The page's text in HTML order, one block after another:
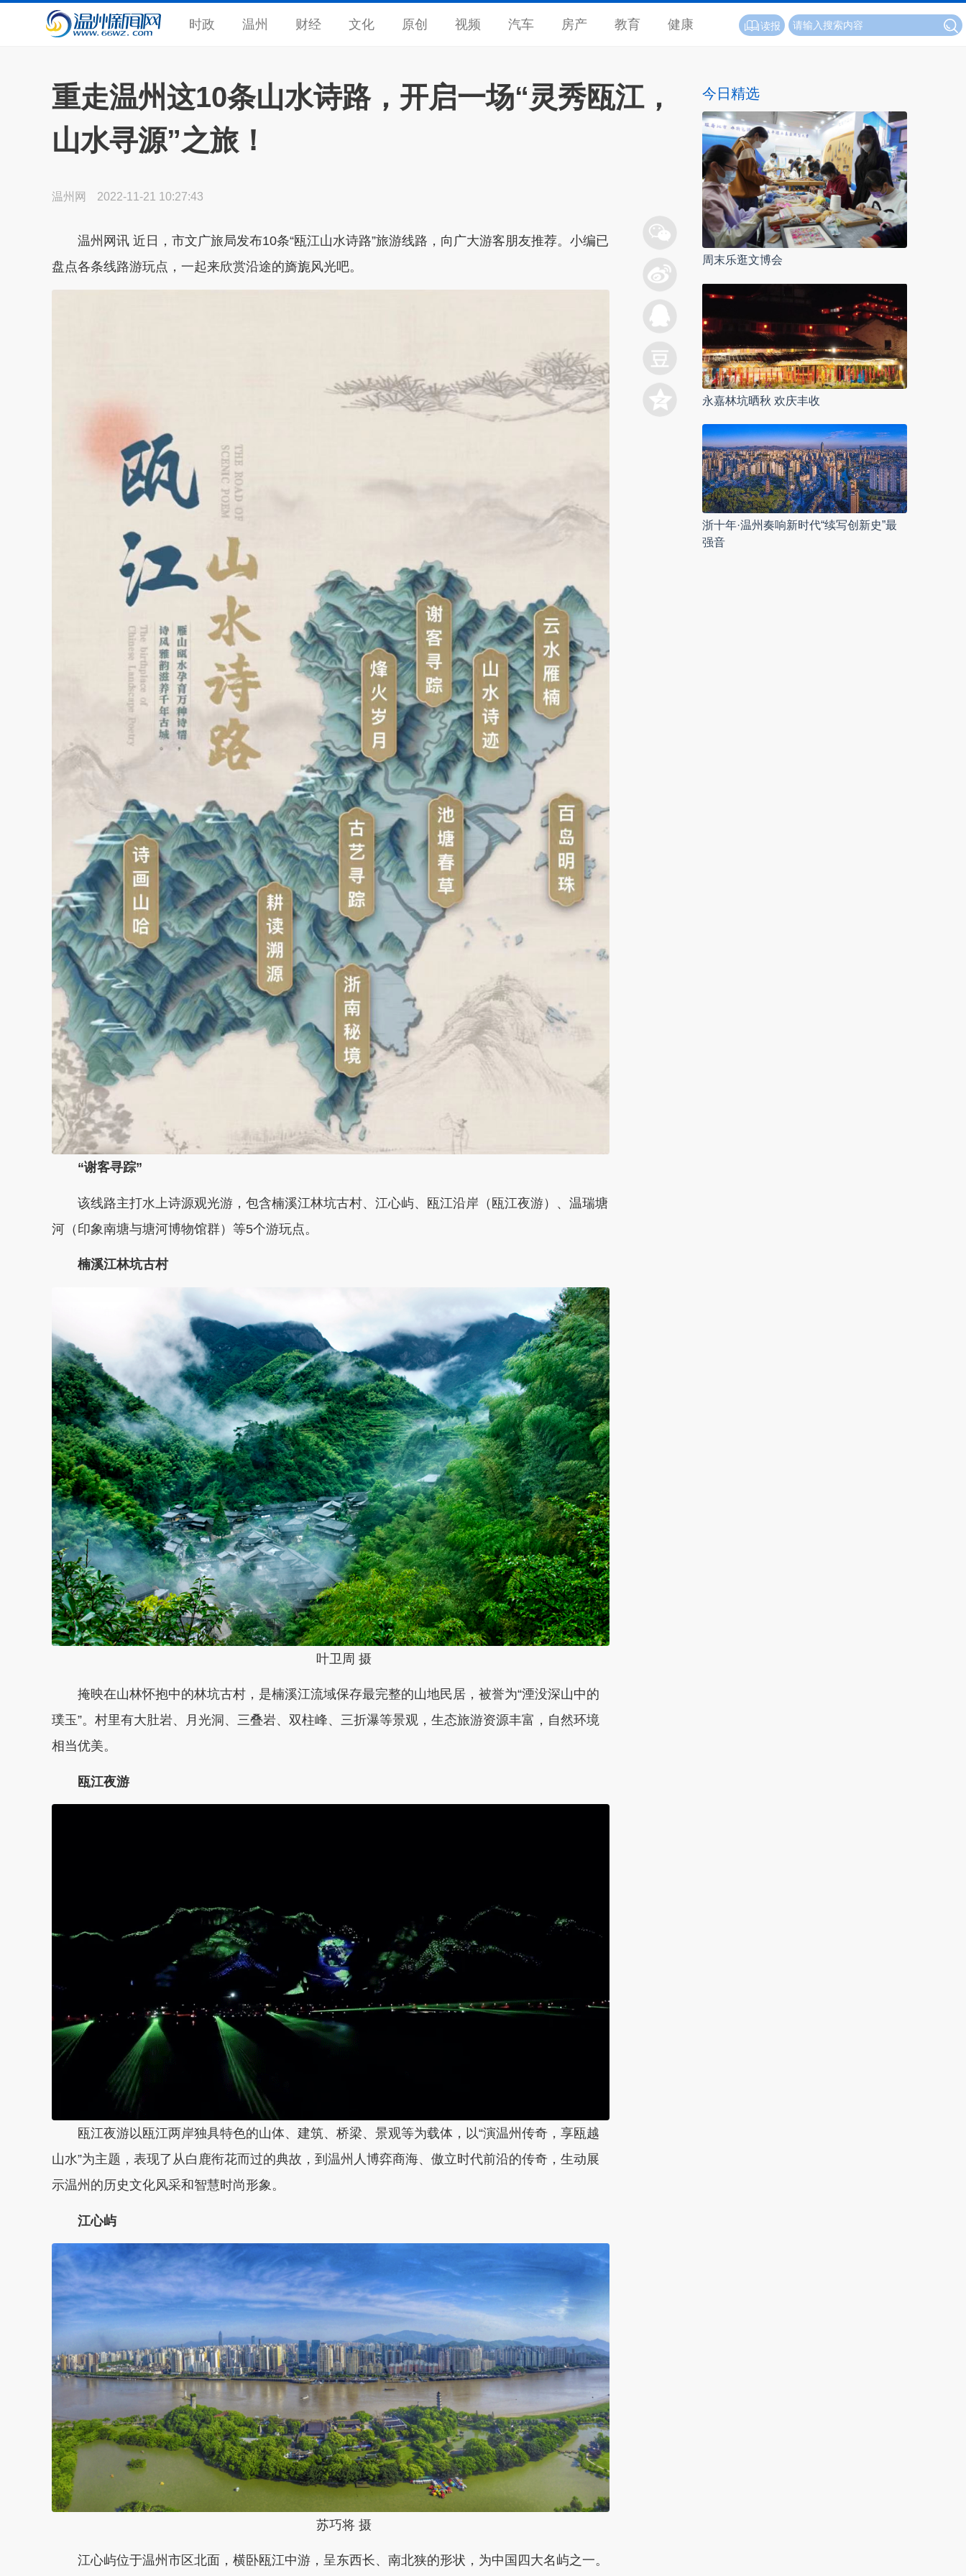
时政 温州 财经 文化 原创 视频 汽车 房产 教育 健康 读报
重走温州这10条山水诗路，开启一场“灵秀瓯江，
山水寻源”之旅！
温州网 2022-11-21 10:27:43
温州网讯 近日，市文广旅局发布10条“瓯江山水诗路”旅游线路 ，向广大游客朋友推荐。小编已
盘点各条线路游玩点，一起来欣赏沿途的旖旎风光吧。
“谢客寻踪”
该线路主打水上诗源观光游，包含楠溪江林坑古村、江心屿、瓯江沿岸（瓯江夜游）、温瑞塘
河（印象南塘与塘河博物馆群）等5个游玩点。
楠溪江林坑古村
叶卫周 摄
掩映在山林怀抱中的林坑古村，是楠溪江流域保存最完整的山地民居，被誉为“湮没深山中的
璞玉”。村里有大肚岩、月光洞、三叠岩、双柱峰、三折瀑等景观，生态旅游资源丰富，自然环境
相当优美。
瓯江夜游
瓯江夜游以瓯江两岸独具特色的山体、建筑、桥梁、景观等为载体，以“演温州传奇，享瓯越
山水”为主题，表现了从白鹿衔花而过的典故，到温州人博弈商海、傲立时代前沿的传奇，生动展
示温州的历史文化风采和智慧时尚形象。
江心屿
苏巧将 摄
江心屿位于温州市区北面，横卧瓯江中游，呈东西长、南北狭的形状，为中国四大名屿之一。
今日精选
周末乐逛文博会
永嘉林坑晒秋 欢庆丰收
浙十年·温州奏响新时代“续写创新史”最
强音